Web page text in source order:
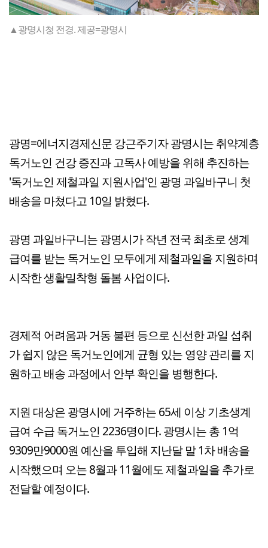
▲광명시청 전경. 제공=광명시
광명=에너지경제신문 강근주기자 광명시는 취약계층
독거노인 건강 증진과 고독사 예방을 위해 추진하는
'독거노인 제철과일 지원사업'인 광명 과일바구니 첫
배송을 마쳤다고 10일 밝혔다.
광명 과일바구니는 광명시가 작년 전국 최초로 생계
급여를 받는 독거노인 모두에게 제철과일을 지원하며
시작한 생활밀착형 돌봄 사업이다.
경제적 어려움과 거동 불편 등으로 신선한 과일 섭취
가 쉽지 않은 독거노인에게 균형 있는 영양 관리를 지
원하고 배송 과정에서 안부 확인을 병행한다.
지원 대상은 광명시에 거주하는 65세 이상 기초생계
급여 수급 독거노인 2236명이다. 광명시는 총 1억
9309만9000원 예산을 투입해 지난달 말 1차 배송을
시작했으며 오는 8월과 11월에도 제철과일을 추가로
전달할 예정이다.